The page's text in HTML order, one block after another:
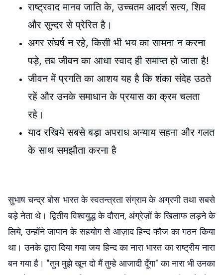
राष्ट्रवाद मानव जाति के, उच्चतम आदर्श सत्य, शिव
और सुन्दर से प्रेरित है।
अगर संघर्ष न रहे, किसी भी भय का सामना न करना
पड़े, तब जीवन का आधा स्वाद ही समाप्त हो जाता है!
जीवन में प्रगति का आशय यह है कि शंका संदेह उठते
रहें और उनके समाधान के प्रयास का क्रम चलता
रहे।
याद रखिये सबसे बड़ा अपराध अन्याय सहना और गलत
के साथ समझौता करना है
सुभाष चन्द्र बोस भारत के स्वतन्त्रता संग्राम के अग्रणी तथा सबसे
बड़े नेता थे। द्वितीय विश्वयुद्ध के दौरान, अंग्रेज़ों के खिलाफ लड़ने के
लिये, उन्होंने जापान के सहयोग से आज़ाद हिन्द फौज का गठन किया
था। उनके द्वारा दिया गया जय हिन्द का नारा भारत का राष्ट्रीय नारा
बन गया है। "तुम मुझे खून दो मैं तुम्हे आजादी दूँगा" का नारा भी उनका